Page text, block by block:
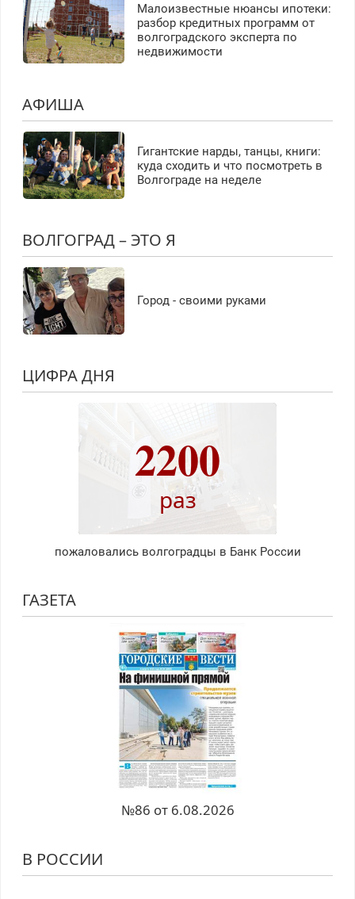
Малоизвестные нюансы ипотеки:
разбор кредитных программ от
волгоградского эксперта по
недвижимости
АФИША
Гигантские нарды, танцы, книги:
куда сходить и что посмотреть в
Волгограде на неделе
ВОЛГОГРАД – ЭТО Я
Город - своими руками
ЦИФРА ДНЯ
2200
раз
пожаловались волгоградцы в Банк России
ГАЗЕТА
№86 от 6.08.2026
В РОССИИ